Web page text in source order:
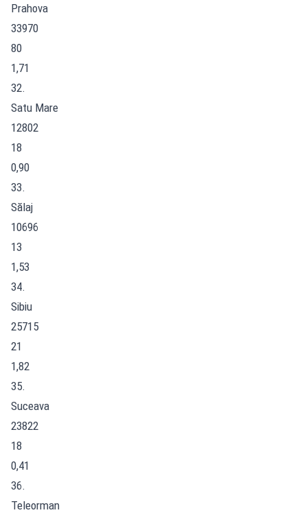
Prahova
33970
80
1,71
32.
Satu Mare
12802
18
0,90
33.
Sălaj
10696
13
1,53
34.
Sibiu
25715
21
1,82
35.
Suceava
23822
18
0,41
36.
Teleorman